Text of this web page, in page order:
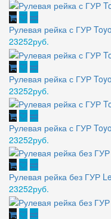
Рулевая рейка с ГУР
23252руб.
Рулевая рейка с ГУР
23252руб.
Рулевая рейка с ГУР
23252руб.
Рулевая рейка без ГУР
23252руб.